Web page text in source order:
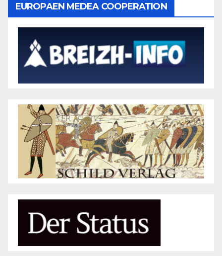
EUROPAEN MEDEA COOPERATION